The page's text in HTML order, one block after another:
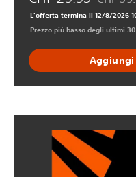
L'offerta termina il 12/8/2026
Prezzo più basso degli ultimi